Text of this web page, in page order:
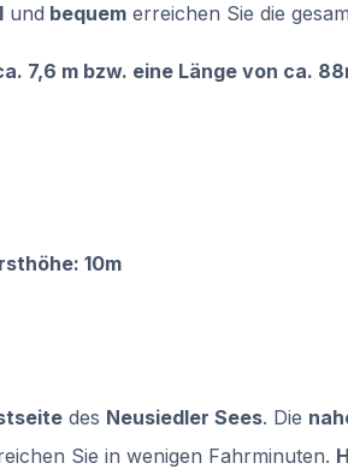
und bequem erreichen Sie die
7,6 m bzw. eine Länge von ca.
10m
des Neusiedler Sees. Die
Sie in wenigen Fahrminuten.